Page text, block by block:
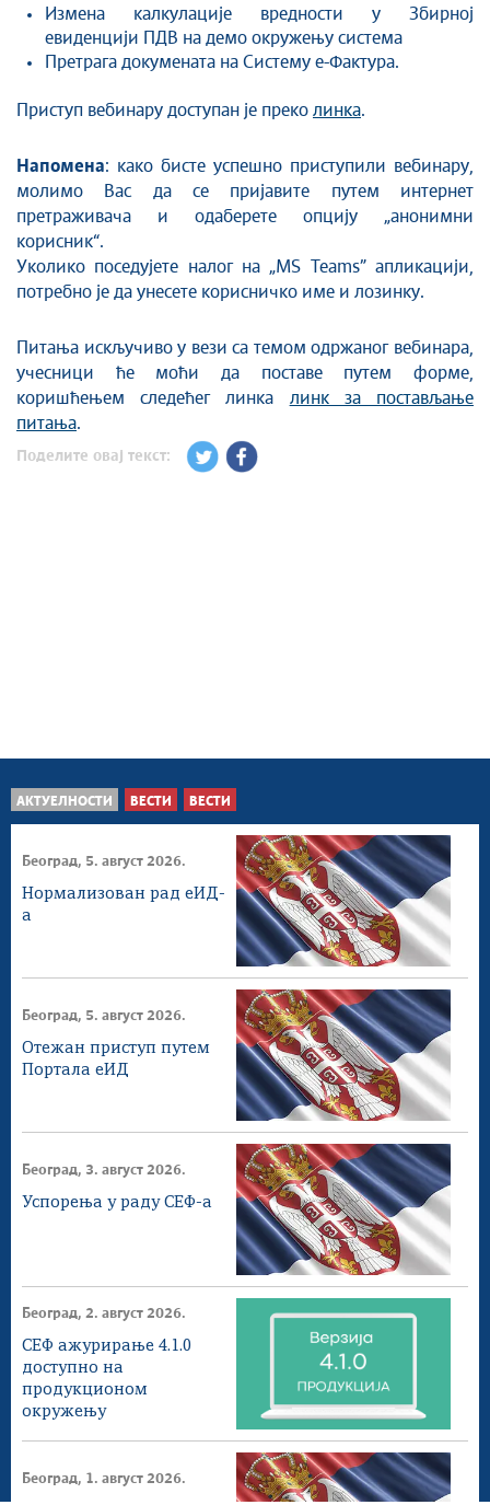
Измена калкулације вредности у Збирној
евиденцији ПДВ на демо окружењу система
Претрага докумената на Систему е-Фактура.
Приступ вебинару доступан је преко линка.
Напомена: како бисте успешно приступили вебинару,
молимо Вас да се пријавите путем интернет
претраживача и одаберете опцију „анонимни
корисник“.
Уколико поседујете налог на „MS Teams” апликацији,
потребно је да унесете корисничко име и лозинку.
Питања искључиво у вези са темом одржаног вебинара,
учесници ће моћи да поставе путем форме,
коришћењем следећег линка линк за постављање
питања.
Поделите овај текст:
АКТУЕЛНОСТИ ВЕСТИ ВЕСТИ
Београд, 5. август 2026.
Нормализован рад еИД-
а
Београд, 5. август 2026.
Отежан приступ путем
Портала еИД
Београд, 3. август 2026.
Успорења у раду СЕФ-а
Београд, 2. август 2026.
СЕФ ажурирање 4.1.0
доступнo на
продукционом
окружењу
Београд, 1. август 2026.